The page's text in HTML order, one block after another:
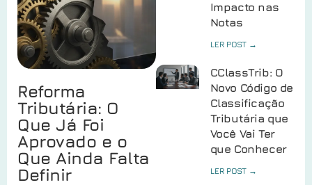
Reforma
Tributária: O
Que Já Foi
Aprovado e o
Que Ainda Falta
Definir
Impacto nas
Notas
LER POST →
CClassTrib: O
Novo Código de
Classificação
Tributária que
Você Vai Ter
que Conhecer
LER POST →